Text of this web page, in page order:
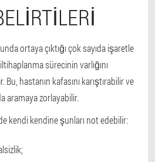
ortaya çıktığı çok sayıda işaretle
sürecinin varlığını
hastanın kafasını karıştırabilir ve
aramaya zorlayabilir.
kendi kendine şunları not edebilir: